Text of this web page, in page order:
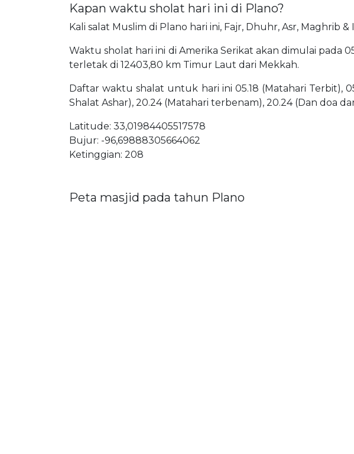
Kapan waktu sholat hari ini di Plano?
Kali salat Muslim di Plano hari ini, Fajr, Dhuhr, Asr, Maghrib
Waktu sholat hari ini di Amerika Serikat akan dimulai pada
terletak di 12403,80 km Timur Laut dari Mekkah.
Daftar waktu shalat untuk hari ini 05.18 (Matahari Terbit),
Shalat Ashar), 20.24 (Matahari terbenam), 20.24 (Dan doa
Latitude: 33,01984405517578
Bujur: -96,69888305664062
Ketinggian: 208
Peta masjid pada tahun Plano